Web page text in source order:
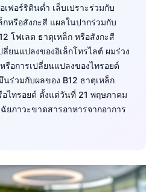
ฟอร์ริตินต่ำ เล็บเปราะร่วมกับ
กหรือสังกะสี แผลในปากร่วมกับ
โฟเลต ธาตุเหล็ก หรือสังกะสี
ลี่ยนแปลงของอิเล็กโทรไลต์ ผมร่วง
รือการเปลี่ยนแปลงของไทรอยด์
ร่วมกับผลของ B12 ธาตุเหล็ก
ไทรอยด์ ตั้งแต่วันที่ 21 พฤษภาคม
ยภาวะขาดสารอาหารจากอาการ